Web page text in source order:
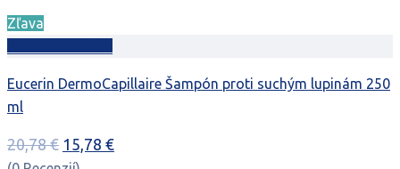
Zľava
Eucerin DermoCapillaire Šampón proti suchým lupinám 250
ml
20,78€ Pôvodná
15,78 €Aktuálna